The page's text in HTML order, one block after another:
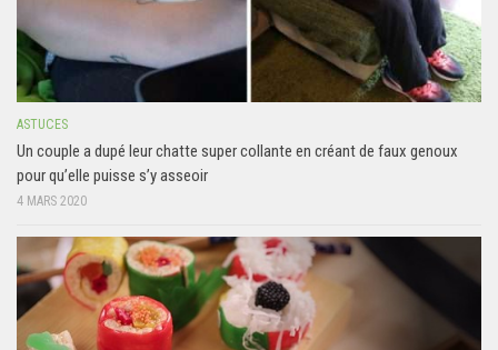
ASTUCES
Un couple a dupé leur chatte super collante en créant de faux genoux
pour qu’elle puisse s’y asseoir
4 MARS 2020